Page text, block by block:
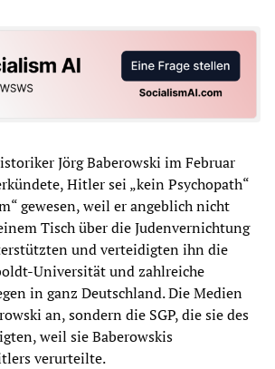
Jörg Baberowski im Februar
Hitler sei „kein Psychopath“
gewesen, weil er angeblich nicht
Tisch über die Judenvernichtung
und verteidigten ihn die
Universität und zahlreiche
in ganz Deutschland. Die Medien
an, sondern die SGP, die sie des
weil sie Baberowskis
verurteilte.